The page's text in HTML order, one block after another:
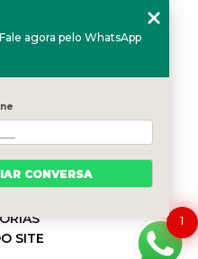
4684
2041
SITE
1
agora pelo WhatsApp
CONVERSA